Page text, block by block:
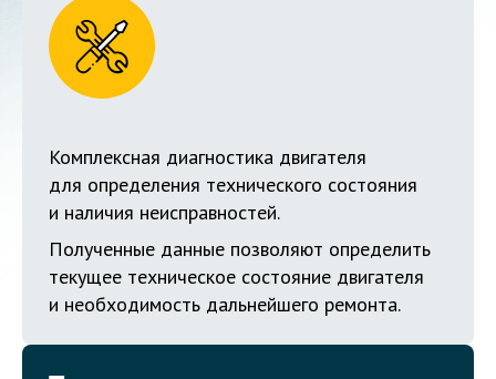
Комплексная диагностика двигателя
для определения технического состояния
и наличия неисправностей.
Полученные данные позволяют определить
текущее техническое состояние двигателя
и необходимость дальнейшего ремонта.